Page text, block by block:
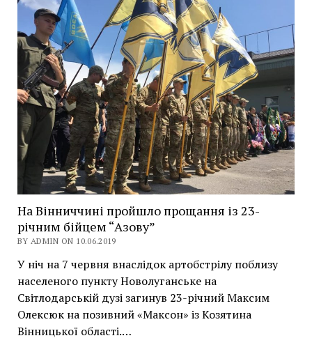
На Вінниччині пройшло прощання із 23-
річним бійцем “Азову”
BY ADMIN ON 10.06.2019
У ніч на 7 червня внаслідок артобстрілу поблизу
населеного пункту Новолуганське на
Світлодарській дузі загинув 23-річний Максим
Олексюк на позивний «Максон» із Козятина
Вінницької області.…